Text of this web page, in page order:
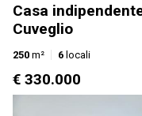
Casa
Cuveglio
250 m² 6 locali
€ 330.000